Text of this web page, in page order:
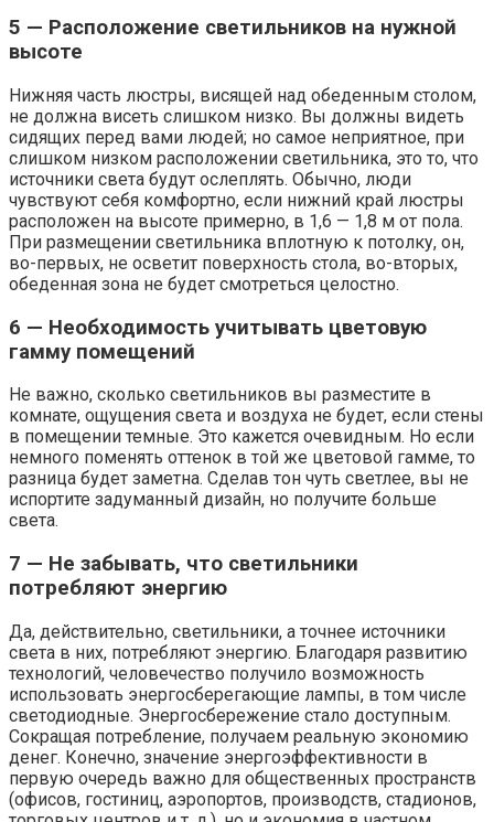
5 — Расположение светильников на нужной
высоте
Нижняя часть люстры, висящей над обеденным столом,
не должна висеть слишком низко. Вы должны видеть
сидящих перед вами людей; но самое неприятное, при
слишком низком расположении светильника, это то, что
источники света будут ослеплять. Обычно, люди
чувствуют себя комфортно, если нижний край люстры
расположен на высоте примерно, в 1,6 — 1,8 м от пола.
При размещении светильника вплотную к потолку, он,
во-первых, не осветит поверхность стола, во-вторых,
обеденная зона не будет смотреться целостно.
6 — Необходимость учитывать цветовую
гамму помещений
Не важно, сколько светильников вы разместите в
комнате, ощущения света и воздуха не будет, если стены
в помещении темные. Это кажется очевидным. Но если
немного поменять оттенок в той же цветовой гамме, то
разница будет заметна. Сделав тон чуть светлее, вы не
испортите задуманный дизайн, но получите больше
света.
7 — Не забывать, что светильники
потребляют энергию
Да, действительно, светильники, а точнее источники
света в них, потребляют энергию. Благодаря развитию
технологий, человечество получило возможность
использовать энергосберегающие лампы, в том числе
светодиодные. Энергосбережение стало доступным.
Сокращая потребление, получаем реальную экономию
денег. Конечно, значение энергоэффективности в
первую очередь важно для общественных пространств
(офисов, гостиниц, аэропортов, производств, стадионов,